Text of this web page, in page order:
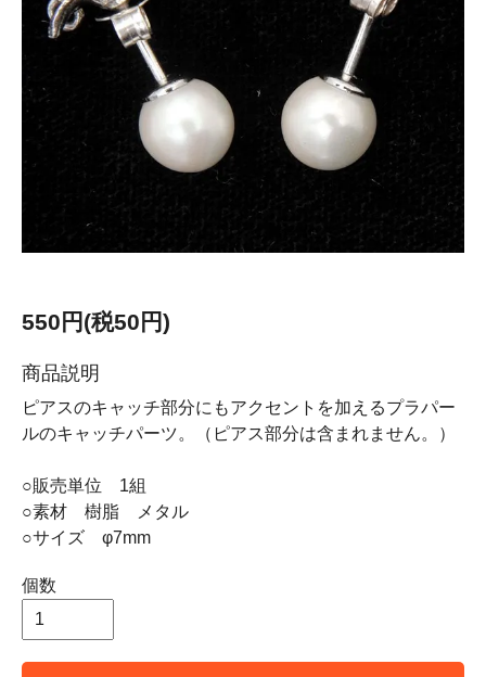
550円(税50円)
商品説明
ピアスのキャッチ部分にもアクセントを加えるプラパー
ルのキャッチパーツ。（ピアス部分は含まれません。）
○販売単位 1組
○素材 樹脂 メタル
○サイズ φ7mm
個数